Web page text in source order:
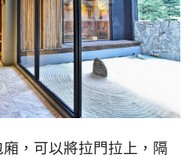
，可以將拉門拉上，隔